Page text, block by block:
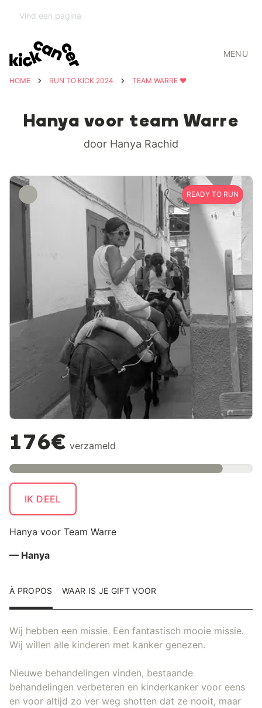
MENU
HOME RUN TO KICK 2024 TEAM WARRE ❤️
Hanya voor team Warre
door Hanya Rachid
READY TO RUN
176€ verzameld
IK DEEL
Hanya voor Team Warre
— Hanya
À PROPOS WAAR IS JE GIFT VOOR
Wij hebben een missie. Een fantastisch mooie missie.
Wij willen alle kinderen met kanker genezen.
Nieuwe behandelingen vinden, bestaande
behandelingen verbeteren en kinderkanker voor eens
en voor altijd zo ver weg shotten dat ze nooit, maar